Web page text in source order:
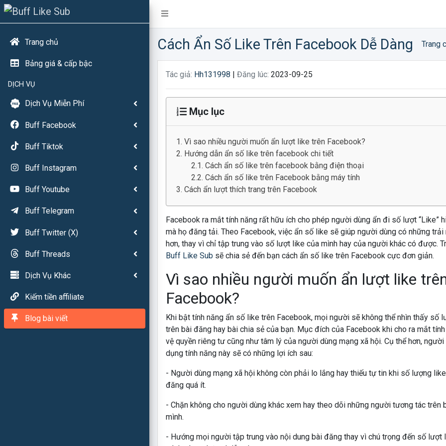
Trang chủ
Bảng giá & cấp bậc
DỊCH VỤ
Dịch Vụ Miễn Phí
Buff Facebook
Buff Tiktok
Buff Instagram
Buff Youtube
Buff Telegram
Buff Twitter (X)
Buff Threads
Dịch Vụ Khác
Kiếm tiền affiliate
Blog bài viết
Cách Ẩn Số Like Trên Facebook Dễ Dàng Trang
Tác giả: Hh131998 | Đăng lúc: 2023-09-25
Mục lục
Vì sao nhiều người muốn ẩn lượt like trên Facebook?
Hướng dẫn ẩn số like trên facebook chi tiết
Cách ẩn số like trên facebook bằng điện thoại
Cách ẩn số like trên Facebook bằng máy tính
Cách ẩn lượt thích trang trên Facebook
Facebook ra mắt tính năng rất hữu ích cho phép người dùng ẩn đi số lượt “Like”
mà họ đăng tải. Theo Facebook, việc ẩn số like sẽ giúp người dùng có những
hơn, thay vì chỉ tập trung vào số lượt like của mình hay của người khác có được.
Buff Like Sub sẽ chia sẻ đến bạn cách ẩn số like trên Facebook cực đơn giản.
Vì sao nhiều người muốn ẩn lượt like
Facebook?
Khi bật tính năng ẩn số like trên Facebook, mọi người sẽ không thể nhìn thấy số
trên bài đăng hay bài chia sẻ của bạn. Mục đích của Facebook khi cho ra mắt
vệ quyền riêng tư cũng như tâm lý của người dùng mạng xã hội. Cụ thể hơn,
dụng tính năng này sẽ có những lợi ích sau:
- Người dùng mạng xã hội không còn phải lo lắng hay thiếu tự tin khi số lượng
đăng quá ít.
- Chặn không cho người dùng khác xem hay theo dõi những người tương tác trên
mình.
- Hướng mọi người tập trung vào nội dung bài đăng thay vì chú trọng đến số lượt